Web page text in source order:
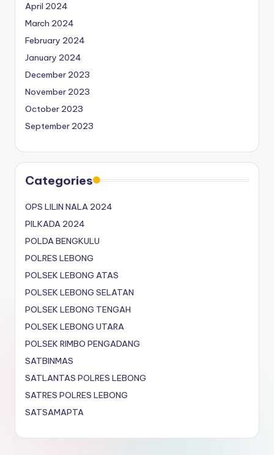
April 2024
March 2024
February 2024
January 2024
December 2023
November 2023
October 2023
September 2023
Categories
OPS LILIN NALA 2024
PILKADA 2024
POLDA BENGKULU
POLRES LEBONG
POLSEK LEBONG ATAS
POLSEK LEBONG SELATAN
POLSEK LEBONG TENGAH
POLSEK LEBONG UTARA
POLSEK RIMBO PENGADANG
SATBINMAS
SATLANTAS POLRES LEBONG
SATRES POLRES LEBONG
SATSAMAPTA